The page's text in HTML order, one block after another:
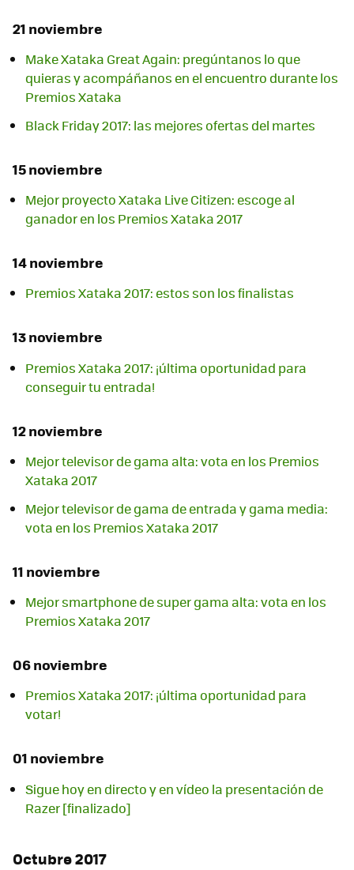
21 noviembre
Make Xataka Great Again: pregúntanos lo que
quieras y acompáñanos en el encuentro durante los
Premios Xataka
Black Friday 2017: las mejores ofertas del martes
15 noviembre
Mejor proyecto Xataka Live Citizen: escoge al
ganador en los Premios Xataka 2017
14 noviembre
Premios Xataka 2017: estos son los finalistas
13 noviembre
Premios Xataka 2017: ¡última oportunidad para
conseguir tu entrada!
12 noviembre
Mejor televisor de gama alta: vota en los Premios
Xataka 2017
Mejor televisor de gama de entrada y gama media:
vota en los Premios Xataka 2017
11 noviembre
Mejor smartphone de super gama alta: vota en los
Premios Xataka 2017
06 noviembre
Premios Xataka 2017: ¡última oportunidad para
votar!
01 noviembre
Sigue hoy en directo y en vídeo la presentación de
Razer [finalizado]
Octubre 2017